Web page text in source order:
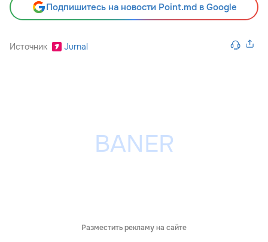
Подпишитесь на новости Point.md в Google
Источник Jurnal
Разместить рекламу на сайте